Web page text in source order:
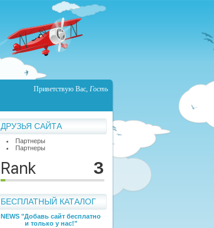
Приветствую Вас, Гость
ДРУЗЬЯ САЙТА
Партнеры
Партнеры
БЕСПЛАТНЫЙ КАТАЛОГ
NEWS "Добавь сайт бесплатно
и только у нас!"